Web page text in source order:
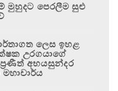
මුහුදට පෙරලීම සුළු
ලෙස ඉහළ
උරගයාගේ
අභයසුන්දර